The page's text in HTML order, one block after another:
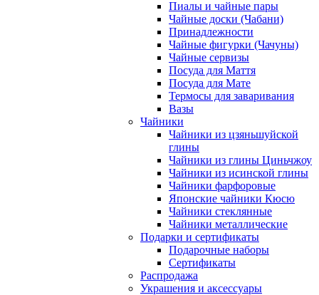
Пиалы и чайные пары
Чайные доски (Чабани)
Принадлежности
Чайные фигурки (Чачуны)
Чайные сервизы
Посуда для Маття
Посуда для Мате
Термосы для заваривания
Вазы
Чайники
Чайники из цзяньшуйской
глины
Чайники из глины Циньчжоу
Чайники из исинской глины
Чайники фарфоровые
Японские чайники Кюсю
Чайники стеклянные
Чайники металлические
Подарки и сертификаты
Подарочные наборы
Сертификаты
Распродажа
Украшения и аксессуары